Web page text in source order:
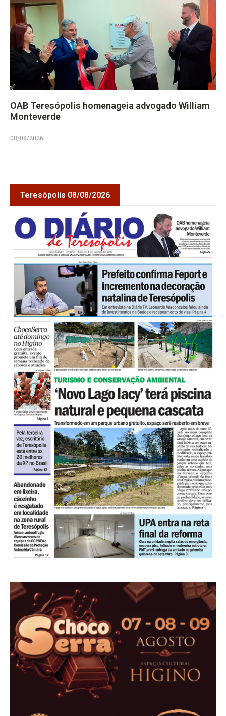
OAB Teresópolis homenageia advogado William
Monteverde
08/08/2026
Teresópolis 08/08/2026